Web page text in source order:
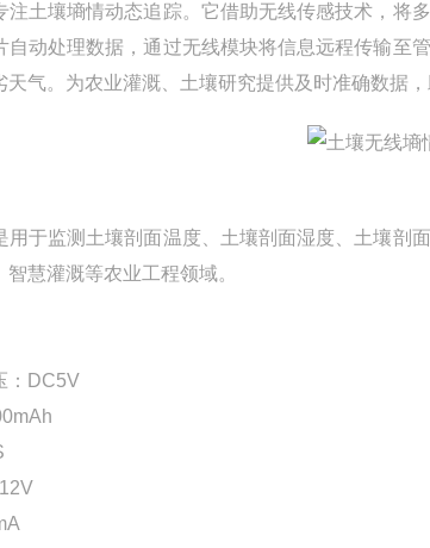
注土壤墒情动态追踪。它借助无线传感技术，将
自动处理数据，通过无线模块将信息远程传输至
气。为农业灌溉、土壤研究提供及时准确数据，
用于监测土壤剖面温度、土壤剖面湿度、土壤剖
慧灌溉等农业工程领域。
：DC5V